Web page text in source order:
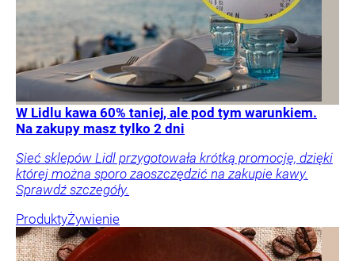
W Lidlu kawa 60% taniej, ale pod tym warunkiem.
Na zakupy masz tylko 2 dni
Sieć sklepów Lidl przygotowała krótką promocję, dzięki
której można sporo zaoszczędzić na zakupie kawy.
Sprawdź szczegóły.
ProduktyŻywienie